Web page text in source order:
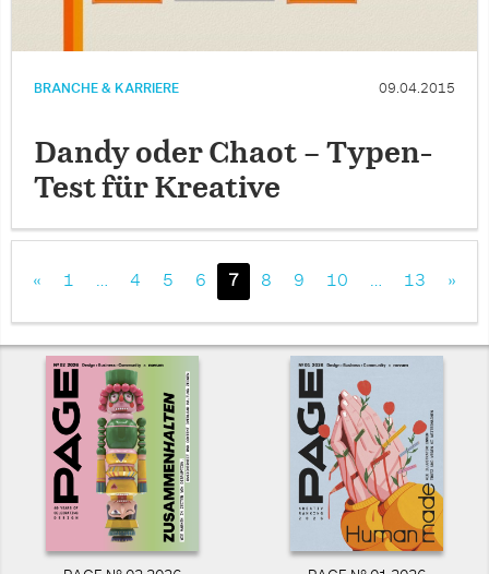
BRANCHE & KARRIERE 09.04.2015
Dandy oder Chaot – Typen-
Test für Kreative
« 1 … 4 5 6 7 8 9 10 … 13 »